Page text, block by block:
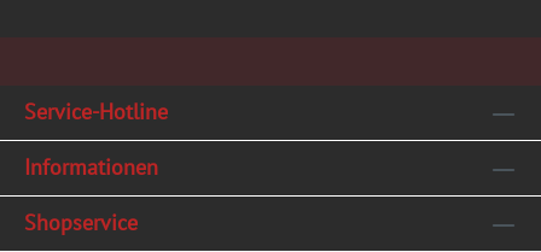
Service-Hotline
Informationen
Shopservice